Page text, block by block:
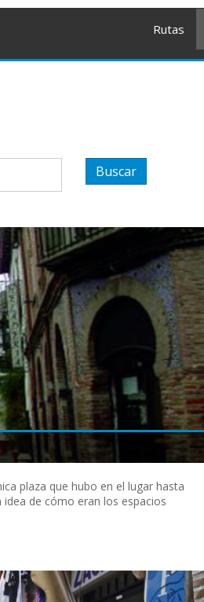
Rutas
plaza que hubo en el lugar hasta
de cómo eran los espacios